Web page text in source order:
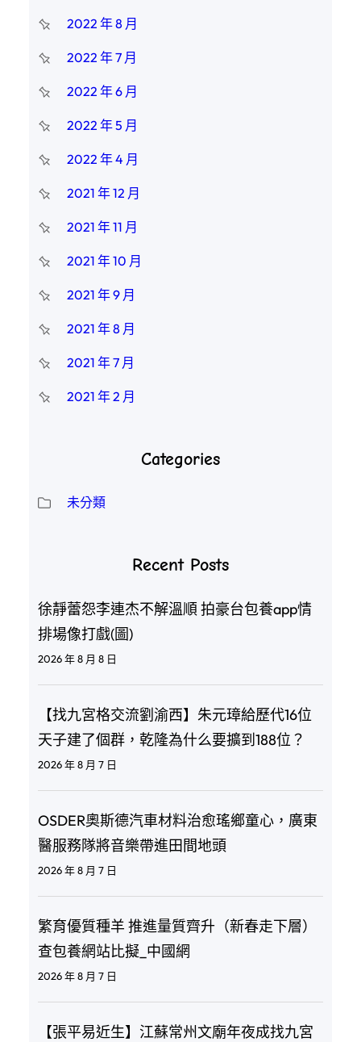
2022 年 8 月
2022 年 7 月
2022 年 6 月
2022 年 5 月
2022 年 4 月
2021 年 12 月
2021 年 11 月
2021 年 10 月
2021 年 9 月
2021 年 8 月
2021 年 7 月
2021 年 2 月
Categories
未分類
Recent Posts
徐靜蕾怨李連杰不解溫順 拍豪台包養app情
排場像打戲(圖)
2026 年 8 月 8 日
【找九宮格交流劉渝西】朱元璋給歷代16位
天子建了個群，乾隆為什么要擴到188位？
2026 年 8 月 7 日
OSDER奧斯德汽車材料治愈瑤鄉童心，廣東
醫服務隊將音樂帶進田間地頭
2026 年 8 月 7 日
繁育優質種羊 推進量質齊升（新春走下層）
查包養網站比擬_中國網
2026 年 8 月 7 日
【張平易近生】江蘇常州文廟年夜成找九宮